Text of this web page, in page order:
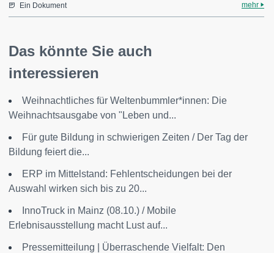
Ein Dokument mehr
Das könnte Sie auch
interessieren
Weihnachtliches für Weltenbummler*innen: Die
Weihnachtsausgabe von "Leben und...
Für gute Bildung in schwierigen Zeiten / Der Tag der
Bildung feiert die...
ERP im Mittelstand: Fehlentscheidungen bei der
Auswahl wirken sich bis zu 20...
InnoTruck in Mainz (08.10.) / Mobile
Erlebnisausstellung macht Lust auf...
Pressemitteilung | Überraschende Vielfalt: Den